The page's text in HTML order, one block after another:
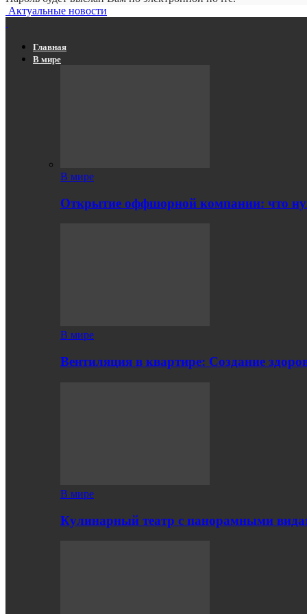
Актуальные новости
Главная
В мире
В мире
Открытие оффшорной компании: что
В мире
Вентиляция в квартире: Создание
В мире
Кулинарный театр с панорамными